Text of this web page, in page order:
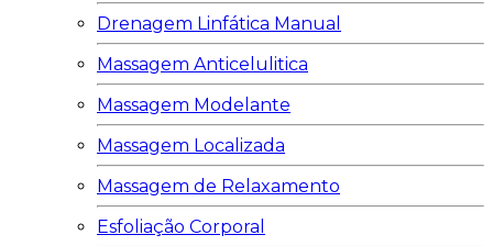
Drenagem Linfática Manual
Massagem Anticelulitica
Massagem Modelante
Massagem Localizada
Massagem de Relaxamento
Esfoliação Corporal